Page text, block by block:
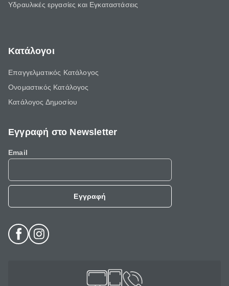
Υδραυλικές εργασίες και Εγκαταστάσεις
Κατάλογοι
Επαγγελματικός Κατάλογος
Ονομαστικός Κατάλογος
Κατάλογος Δημοσίου
Εγγραφή στο Newsletter
Email
Εγγραφή